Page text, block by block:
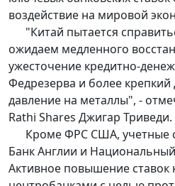
воздействие на мировой
"Китай пытается
ожидаем медленного
ужесточение кредитно-
Федрезерва и более
давление на металлы", -
Rathi Shares Джигар Триведи.
Кроме ФРС США, учетные
Банк Англии и
Активное повышение ставок